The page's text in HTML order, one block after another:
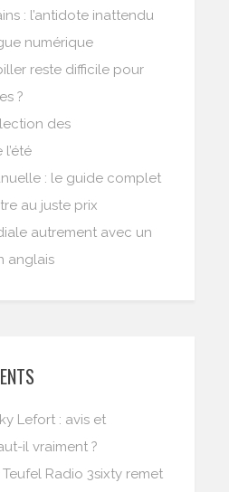
: l’antidote inattendu
numérique
reste difficile pour
?
des
: le guide complet
au juste prix
autrement avec un
anglais
Lefort : avis et
il vraiment ?
Teufel Radio 3sixty remet